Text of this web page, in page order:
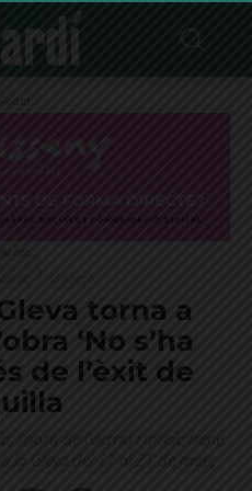
torna a
‘No s’ha
de l’èxit de
l'obra de l'actriu i músic Irene
la Gleva del 17 al 21 de març